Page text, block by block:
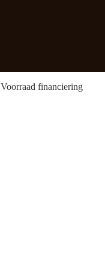
Voorraad financiering